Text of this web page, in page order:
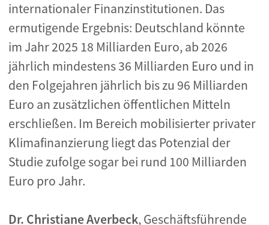
internationaler Finanzinstitutionen. Das
ermutigende Ergebnis: Deutschland könnte
im Jahr 2025 18 Milliarden Euro, ab 2026
jährlich mindestens 36 Milliarden Euro und in
den Folgejahren jährlich bis zu 96 Milliarden
Euro an zusätzlichen öffentlichen Mitteln
erschließen. Im Bereich mobilisierter privater
Klimafinanzierung liegt das Potenzial der
Studie zufolge sogar bei rund 100 Milliarden
Euro pro Jahr.
Dr. Christiane Averbeck, Geschäftsführende